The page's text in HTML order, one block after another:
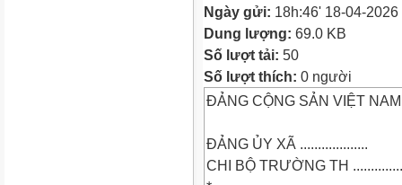
Ngày gửi: 18h:46' 18-04-2026
Dung lượng: 69.0 KB
Số lượt tải: 50
Số lượt thích: 0 người
ĐẢNG CỘNG SẢN VIỆT NAM
ĐẢNG ỦY XÃ ...................
CHI BỘ TRƯỜNG TH